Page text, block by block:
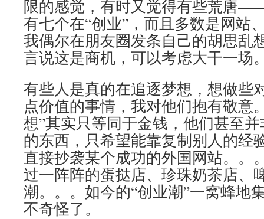
限的感觉，有时又觉得有些荒唐
有七个在“创业”，而且多数是网站
我偶尔在朋友圈发条自己的胡思乱
言说这是商机，可以考虑大干一场
有些人是真的在追逐梦想，想做些
点价值的事情，我对他们抱有敬意
想”其实只等同于金钱，他们甚至
的东西，只希望能靠复制别人的经
直接抄袭某个成功的外国网站。。
过一阵阵的蛋挞店、珍珠奶茶店、
潮。。。如今的“创业潮”一窝蜂地
不奇怪了。